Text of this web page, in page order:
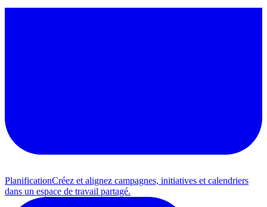
PlanificationCréez et alignez campagnes, initiatives et calendriers
dans un espace de travail partagé.